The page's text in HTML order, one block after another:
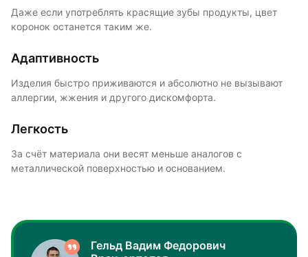
Даже если употреблять красящие зубы продукты, цвет
коронок останется таким же.
Адаптивность
Изделия быстро приживаются и абсолютно не вызывают
аллергии, жжения и другого дискомфорта.
Легкость
За счёт материала они весят меньше аналогов с
металлической поверхностью и основанием.
Гельд Вадим Федорович